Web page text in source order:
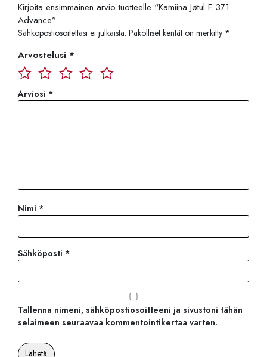
Kirjoita ensimmäinen arvio tuotteelle “Kamiina Jøtul F 371
Advance”
Sähköpostiosoitettasi ei julkaista. Pakolliset kentät on merkitty *
Arvostelusi *
Arviosi *
Nimi *
Sähköposti *
Tallenna nimeni, sähköpostiosoitteeni ja sivustoni tähän
selaimeen seuraavaa kommentointikertaa varten.